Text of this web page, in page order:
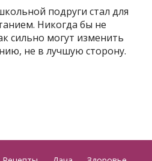
подруги стал для
Никогда бы не
сильно могут изменить
не в лучшую сторону.